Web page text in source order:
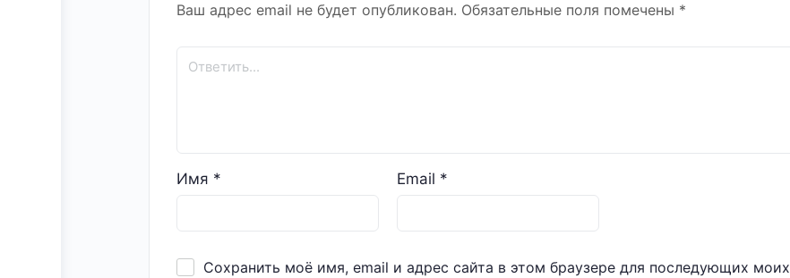
Ваш адрес email не будет опубликован. Обязательные поля помечены *
Имя * Email *
Сохранить моё имя, email и адрес сайта в этом браузере для последующих моих